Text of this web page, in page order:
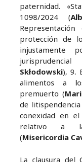
paternidad.
1098/2024 (
protección de
injustamente
Skłodowski), 9.
alimentos a
premuerto (
de
conexidad en
relativo a
(Misericordia
La clausura del